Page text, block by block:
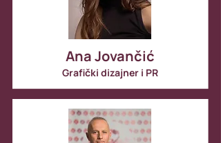
posebno raduje. Iako joj je sjedište u
Londonu, zbog naše škole će dolaziti u
BiH i nastaviti doprinositi razvoju novih
generacija mladih glumaca.
Ana Jovančić
Grafički dizajner i PR